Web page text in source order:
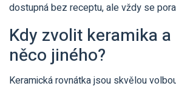
dostupná bez receptu, ale vždy se
Kdy zvolit keramika
něco jiného?
Keramická rovnátka jsou skvělou